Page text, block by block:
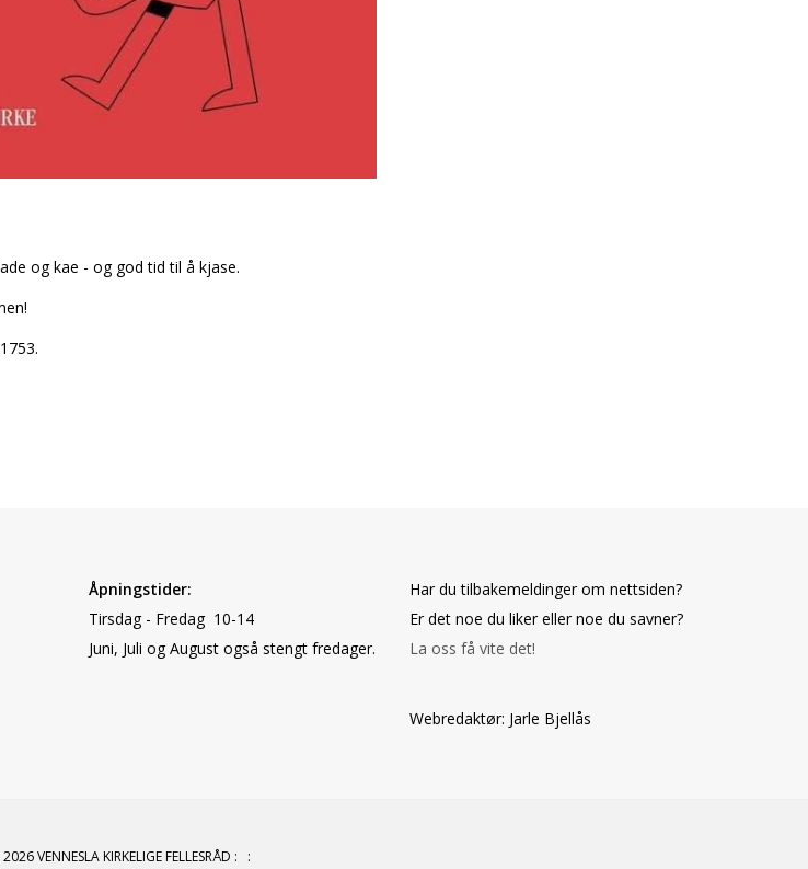
og kaffe - og god tid til å kjase.
Åpningstider:
Tirsdag - Fredag 10-14
Juni, Juli og August også stengt fredager.
Har du tilbakemeldinger om nettsiden?
Er det noe du liker eller noe du savner?
La oss få vite det!
Webredaktør: Jarle Bjellås
VENNESLA KIRKELIGE FELLESRÅD : :